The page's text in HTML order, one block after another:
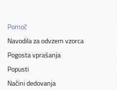
Pomoč
Navodila za odvzem vzorca
Pogosta vprašanja
Popusti
Načini dedovanja